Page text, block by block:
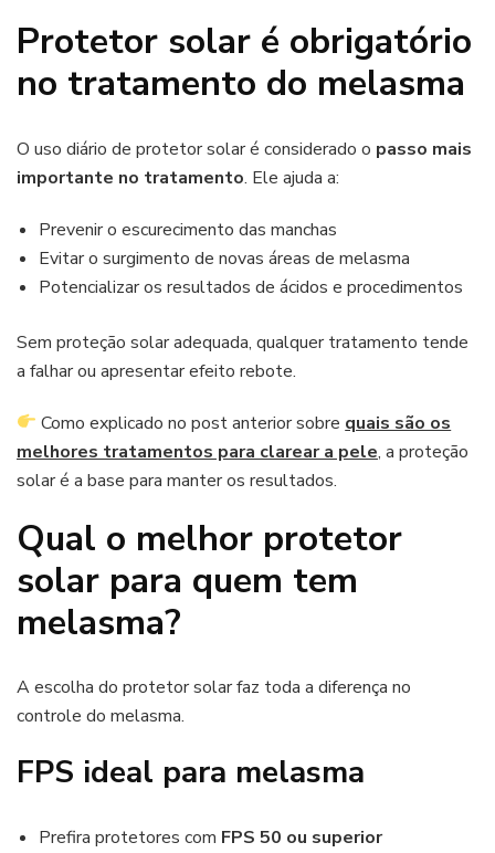
Protetor solar é obrigatório
no tratamento do melasma
O uso diário de protetor solar é considerado o passo mais
importante no tratamento. Ele ajuda a:
Prevenir o escurecimento das manchas
Evitar o surgimento de novas áreas de melasma
Potencializar os resultados de ácidos e procedimentos
Sem proteção solar adequada, qualquer tratamento tende
a falhar ou apresentar efeito rebote.
Como explicado no post anterior sobre quais são os
melhores tratamentos para clarear a pele, a proteção
solar é a base para manter os resultados.
Qual o melhor protetor
solar para quem tem
melasma?
A escolha do protetor solar faz toda a diferença no
controle do melasma.
FPS ideal para melasma
Prefira protetores com FPS 50 ou superior